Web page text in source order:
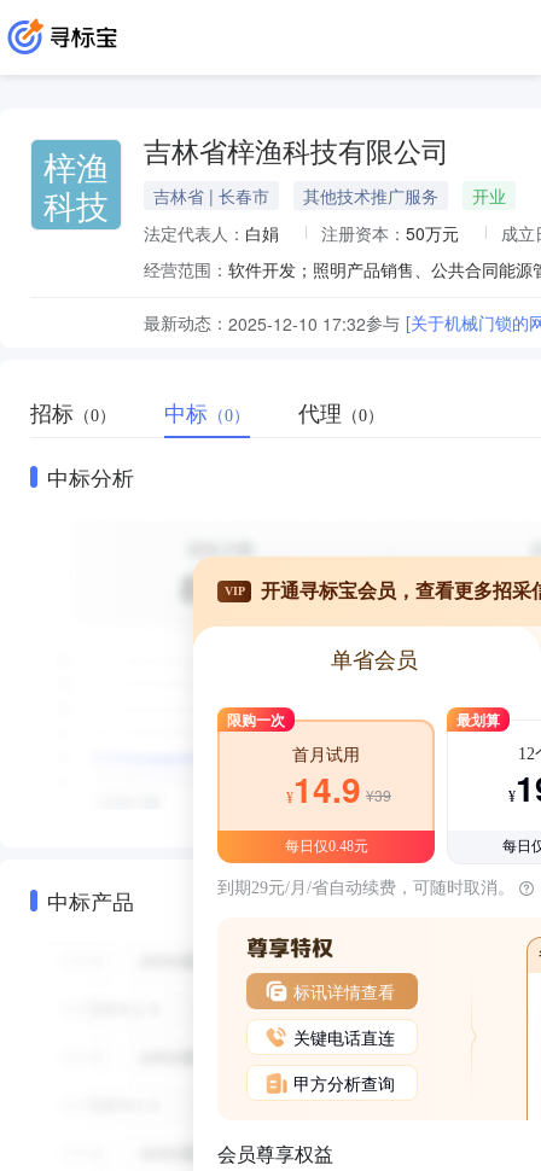
梓渔
科技
吉林省梓渔科技有限公司
吉林省 | 长春市 其他技术推广服务
开业
法定代表人： 白娟 注册资本： 50万元
成立
经营范围：
最新动态： 2025-12-10 17:32参与 [关于机械门锁的
招标 （0） 中标 （0） 代理 （0）
中标分析
中标产品
VIP 开通寻标宝会员，查看更多招采
单省会员
限购一次
首月试用
¥14.9 ¥39
每日仅0.48元
最划算
12
¥
每日
到期29元/月/省自动续费，可随时取消。
标讯详情查看
关键电话直连
甲方分析查询
会员尊享权益